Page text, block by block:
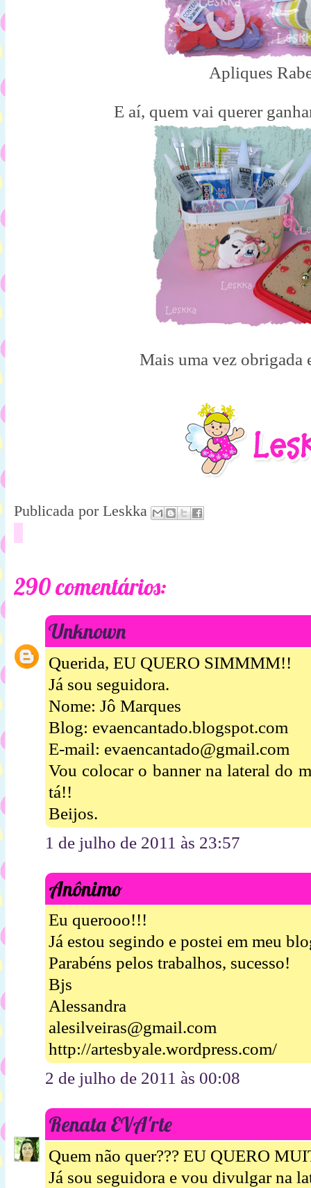
Apliques
E aí, quem vai querer
Mais uma vez obrigada
Publicada por Leskka
290 comentários:
Unknown
Querida, EU QUERO SIMMMM!!
Já sou seguidora.
Nome: Jô Marques
Blog: evaencantado.blogspot.com
E-mail: evaencantado@gmail.com
Vou colocar o banner na lateral do
tá!!
Beijos.
1 de julho de 2011 às 23:57
Anônimo
Eu querooo!!!
Já estou segindo e postei em meu
Parabéns pelos trabalhos, sucesso!
Bjs
Alessandra
alesilveiras@gmail.com
http://artesbyale.wordpress.com/
2 de julho de 2011 às 00:08
Renata EVA'rte
Quem não quer??? EU QUERO
Já sou seguidora e vou divulgar na